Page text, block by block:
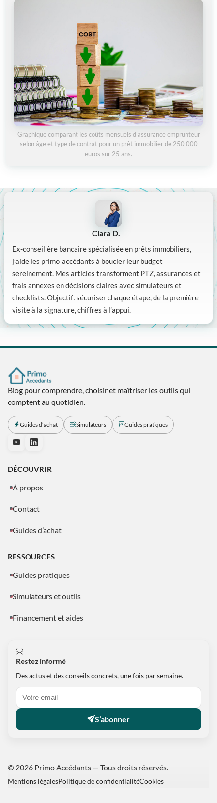
Graphique comparant les coûts mensuels d'assurance emprunteur
selon âge et type de contrat pour un prêt immobilier de 250 000
euros sur 25 ans.
Clara D.
Ex-conseillère bancaire spécialisée en prêts immobiliers,
j’aide les primo-accédants à boucler leur budget
sereinement. Mes articles transforment PTZ, assurances et
frais annexes en décisions claires avec simulateurs et
checklists. Objectif: sécuriser chaque étape, de la première
visite à la signature, chiffres à l’appui.
Articles connexes
Blog pour comprendre, choisir et maîtriser les outils qui
comptent au quotidien.
Guides d’achat Simulateurs Guides pratiques
DÉCOUVRIR
À propos
Contact
Guides d’achat
RESSOURCES
Guides pratiques
Simulateurs et outils
Financement et aides
Restez informé
Des actus et des conseils concrets, une fois par semaine.
S’abonner
© 2026 Primo Accédants — Tous droits réservés.
Mentions légalesPolitique de confidentialitéCookies